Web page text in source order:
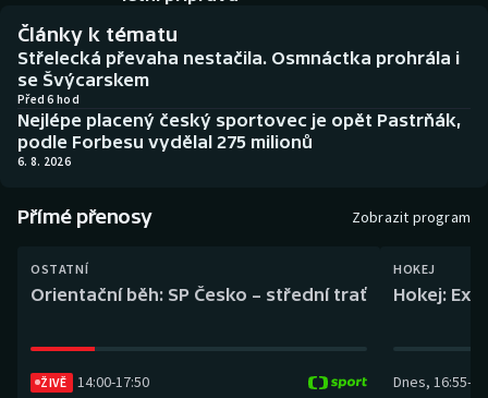
Basketbal
Biatlon
Boby a skeleton
Box
Curling
Historické návraty
Aplikace ČT sport
AZ kvíz
Články k tématu
Střelecká převaha nestačila. Osmnáctka prohrála i
se Švýcarskem
Před 6 hod
Nejlépe placený český sportovec je opět Pastrňák,
podle Forbesu vydělal 275 milionů
6. 8. 2026
Přímé přenosy Zobrazit program
OSTATNÍ
Orientační běh: SP Česko – střední trať
ŽIVĚ 14:00-17:50
HOKEJ
Hokej:
Dnes, 16:55-